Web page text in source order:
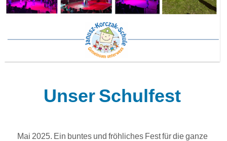
Unser Schulfest
Mai 2025. Ein buntes und fröhliches Fest für die ganze